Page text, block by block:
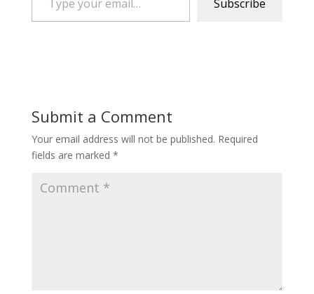
Subscribe
Submit a Comment
Your email address will not be published. Required
fields are marked *